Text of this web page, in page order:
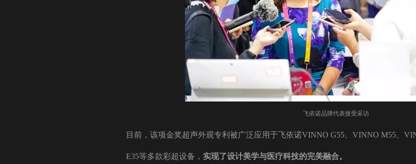
飞依诺品牌代表接受采访
目前，该项金奖超声外观专利被广泛应用于飞依诺VINNO G55、VINNO M55、
E35等多款彩超设备， 实现了设计美学与医疗科技的完美融合。